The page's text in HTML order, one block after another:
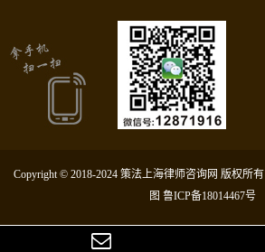
Copyright © 2018-2024 策法上海律师咨询网 版权所有
图 鲁ICP备18014467号